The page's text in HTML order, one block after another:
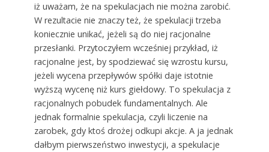
iż uważam, że na spekulacjach nie można zarobić.
W rezultacie nie znaczy też, że spekulacji trzeba
koniecznie unikać, jeżeli są do niej racjonalne
przesłanki. Przytoczyłem wcześniej przykład, iż
racjonalne jest, by spodziewać się wzrostu kursu,
jeżeli wycena przepływów spółki daje istotnie
wyższą wycenę niż kurs giełdowy. To spekulacja z
racjonalnych pobudek fundamentalnych. Ale
jednak formalnie spekulacja, czyli liczenie na
zarobek, gdy ktoś drożej odkupi akcje. A ja jednak
dałbym pierwszeństwo inwestycji, a spekulacje